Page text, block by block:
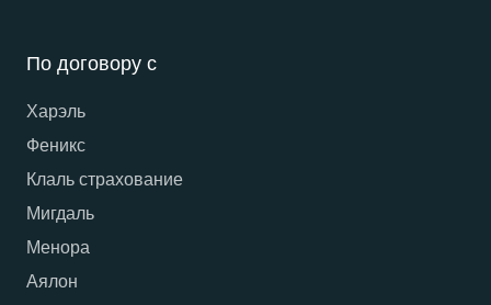
По договору с
Харэль
Феникс
Клаль страхование
Мигдаль
Менора
Аялон